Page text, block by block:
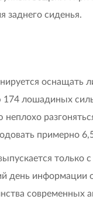
заднего сиденья.
оснащать
лошадиных
неплохо
примерно
день информации
современных